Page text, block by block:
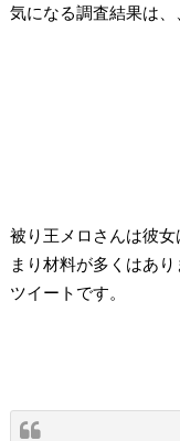
気になる調査結果は、
被り王メロさんは彼女
まり材料が多くはあ
ツイートです。